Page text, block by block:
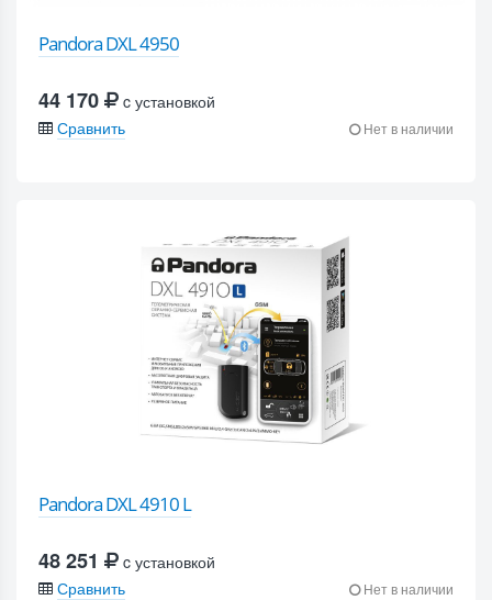
Pandora DXL 4950
44 170
c установкой
Сравнить
Нет в наличии
Pandora DXL 4910 L
48 251
c установкой
Сравнить
Нет в наличии